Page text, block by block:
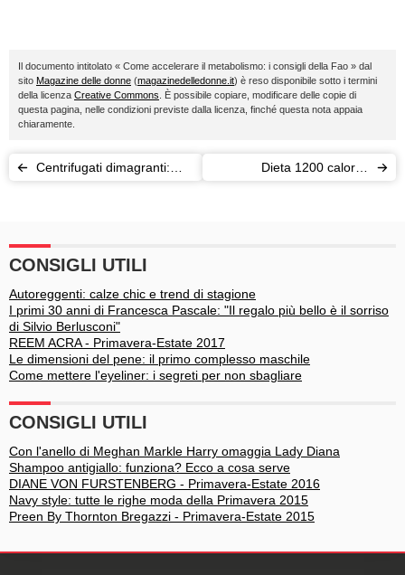
Il documento intitolato « Come accelerare il metabolismo: i consigli della Fao » dal
sito Magazine delle donne (magazinedelledonne.it) è reso disponibile sotto i termini
della licenza Creative Commons . È possibile copiare, modificare delle copie di
questa pagina, nelle condizioni previste dalla licenza, finché questa nota appaia
chiaramente.
Centrifugati dimagranti:
Dieta 1200 calorie:
CONSIGLI UTILI
Autoreggenti: calze chic e trend di stagione
I primi 30 anni di Francesca Pascale: "Il regalo più bello è il sorriso
di Silvio Berlusconi"
REEM ACRA - Primavera-Estate 2017
Le dimensioni del pene: il primo complesso maschile
Come mettere l'eyeliner: i segreti per non sbagliare
CONSIGLI UTILI
Con l'anello di Meghan Markle Harry omaggia Lady Diana
Shampoo antigiallo: funziona? Ecco a cosa serve
DIANE VON FURSTENBERG - Primavera-Estate 2016
Navy style: tutte le righe moda della Primavera 2015
Preen By Thornton Bregazzi - Primavera-Estate 2015